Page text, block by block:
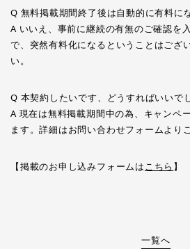
Q 無料掲載期間終了後は自動的に有料に
A いいえ、事前に継続の有無のご確認を
で、突然有料化になるということはござ
い。
Q 本契約したいです、どうすればいいで
A 現在は無料掲載期間中の為、キャンペ
ます。詳細はお問い合わせフォームより
【掲載のお申し込みフォームはこちら 】
一覧へ